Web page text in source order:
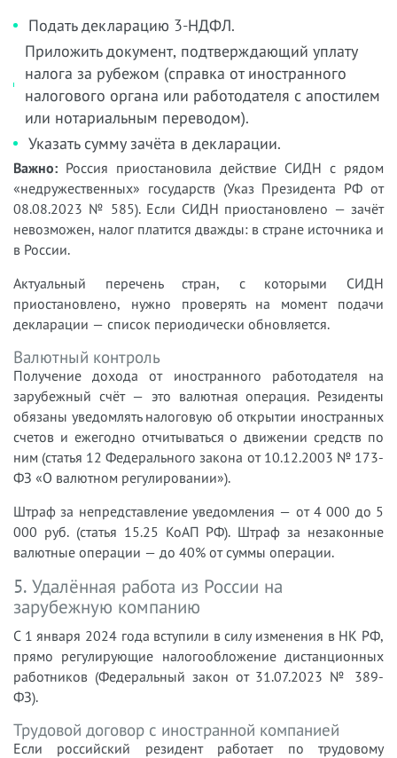
Подать декларацию 3-НДФЛ.
Приложить документ, подтверждающий уплату
налога за рубежом (справка от иностранного
налогового органа или работодателя с апостилем
или нотариальным переводом).
Указать сумму зачёта в декларации.
Важно: Россия приостановила действие СИДН с рядом
«недружественных» государств (Указ Президента РФ от
08.08.2023 № 585). Если СИДН приостановлено — зачёт
невозможен, налог платится дважды: в стране источника и
в России.
Актуальный перечень стран, с которыми СИДН
приостановлено, нужно проверять на момент подачи
декларации — список периодически обновляется.
Валютный контроль
Получение дохода от иностранного работодателя на
зарубежный счёт — это валютная операция. Резиденты
обязаны уведомлять налоговую об открытии иностранных
счетов и ежегодно отчитываться о движении средств по
ним (статья 12 Федерального закона от 10.12.2003 № 173-
ФЗ «О валютном регулировании»).
Штраф за непредставление уведомления — от 4 000 до 5
000 руб. (статья 15.25 КоАП РФ). Штраф за незаконные
валютные операции — до 40% от суммы операции.
5. Удалённая работа из России на
зарубежную компанию
С 1 января 2024 года вступили в силу изменения в НК РФ,
прямо регулирующие налогообложение дистанционных
работников (Федеральный закон от 31.07.2023 № 389-
ФЗ).
Трудовой договор с иностранной компанией
Если российский резидент работает по трудовому